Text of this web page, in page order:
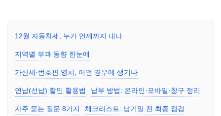
12월 자동차세, 누가 언제까지 내나
지역별 부과 동향 한눈에
가산세·번호판 영치, 어떤 경우에 생기나
연납(선납) 할인 활용법 납부 방법: 온라인·모바일·창구 정리
자주 묻는 질문 8가지 체크리스트: 납기일 전 최종 점검